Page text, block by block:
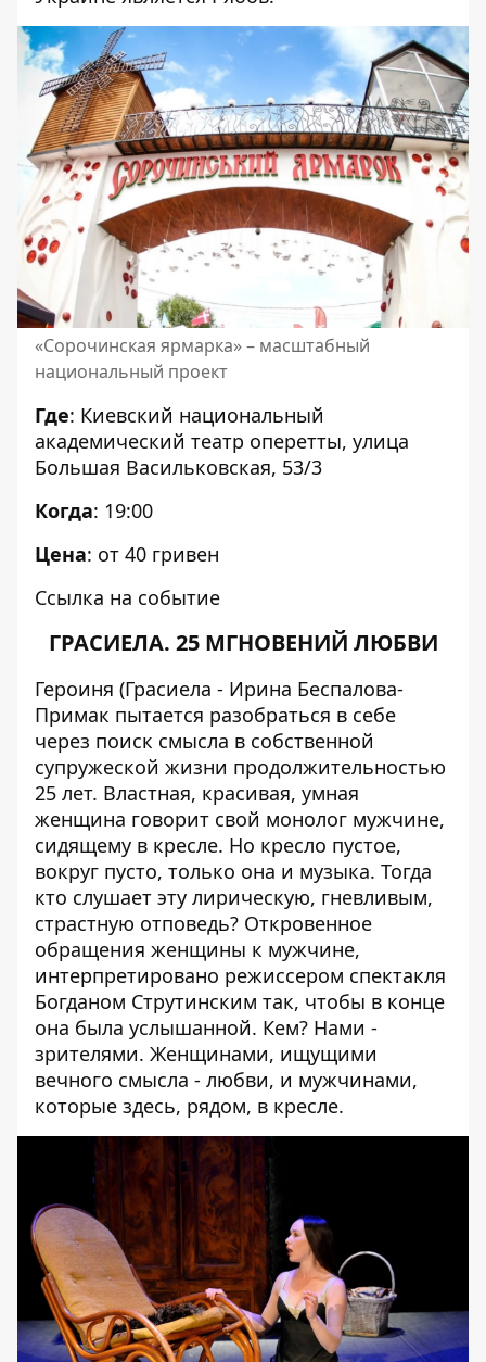
«Сорочинская ярмарка» – масштабный
национальный проект
Где: Киевский национальный
академический театр оперетты, улица
Большая Васильковская, 53/3
Когда: 19:00
Цена: от 40 гривен
Ссылка на событие
ГРАСИЕЛА. 25 МГНОВЕНИЙ ЛЮБВИ
Героиня (Грасиела - Ирина Беспалова-
Примак пытается разобраться в себе
через поиск смысла в собственной
супружеской жизни продолжительностью
25 лет. Властная, красивая, умная
женщина говорит свой монолог мужчине,
сидящему в кресле. Но кресло пустое,
вокруг пусто, только она и музыка. Тогда
кто слушает эту лирическую, гневливым,
страстную отповедь? Откровенное
обращения женщины к мужчине,
интерпретировано режиссером спектакля
Богданом Струтинским так, чтобы в конце
она была услышанной. Кем? Нами -
зрителями. Женщинами, ищущими
вечного смысла - любви, и мужчинами,
которые здесь, рядом, в кресле.